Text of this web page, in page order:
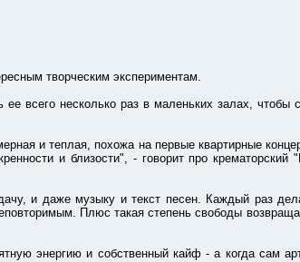
творческим экспериментам.
несколько раз в маленьких залах, чтобы
и теплая, похожа на первые квартирные
и близости", - говорит про крематорский
и даже музыку и текст песен. Каждый раз
Плюс такая степень свободы
энергию и собственный кайф - а когда сам